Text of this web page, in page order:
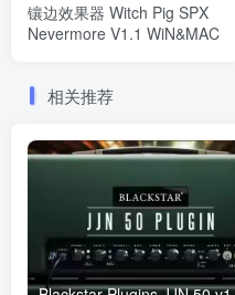
镶边效果器 Witch Pig SPX
Nevermore V1.1 WiN&MAC
相关推荐